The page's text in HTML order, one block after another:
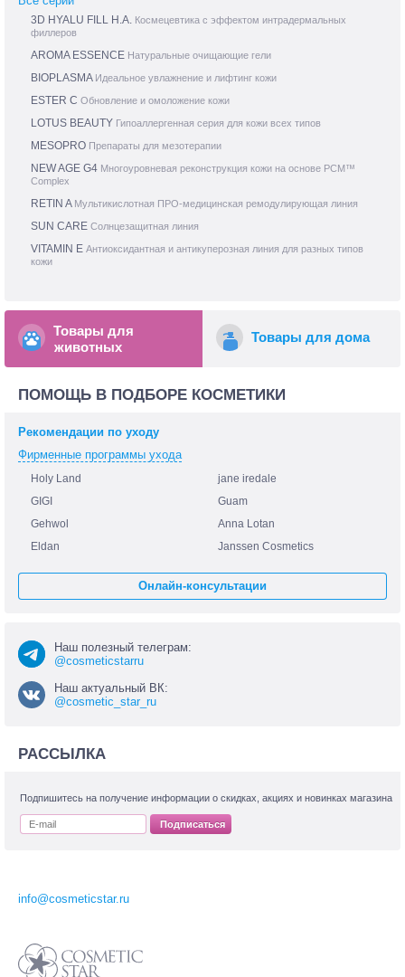
3D HYALU FILL H.A. Космецевтика с эффектом интрадермальных
филлеров
AROMA ESSENCE Натуральные очищающие гели
BIOPLASMA Идеальное увлажнение и лифтинг кожи
ESTER C Обновление и омоложение кожи
LOTUS BEAUTY Гипоаллергенная серия для кожи всех типов
MESOPRO Препараты для мезотерапии
NEW AGE G4 Многоуровневая реконструкция кожи на основе PCM™
Complex
RETIN A Мультикислотная ПРО-медицинская ремодулирующая линия
SUN CARE Солнцезащитная линия
VITAMIN E Антиоксидантная и антикуперозная линия для разных типов
кожи
Товары для
животных
Товары для дома
ПОМОЩЬ В ПОДБОРЕ КОСМЕТИКИ
Рекомендации по уходу
Фирменные программы ухода
Holy Land
jane iredale
GIGI
Guam
Gehwol
Anna Lotan
Eldan
Janssen Cosmetics
Онлайн-консультации
Наш полезный телеграм:
@cosmeticstarru
Наш актуальный ВК:
@cosmetic_star_ru
РАССЫЛКА
Подпишитесь на получение информации о скидках, акциях и новинках магазина
Подписаться
info@cosmeticstar.ru